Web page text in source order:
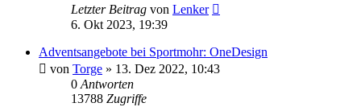
Letzter Beitrag von Lenker
6. Okt 2023, 19:39
Adventsangebote bei Sportmohr: OneDesign
von Torge » 13. Dez 2022, 10:43
0 Antworten
13788 Zugriffe